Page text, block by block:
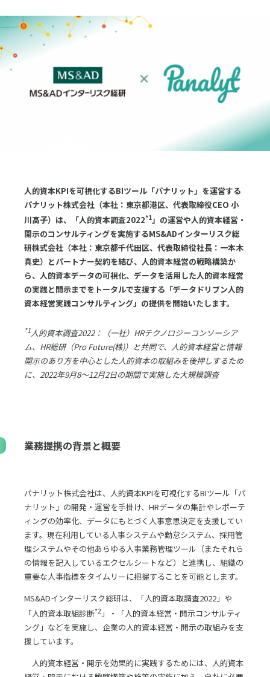
お問合せ
English
ログイン
人的資本KPIを可視化するBIツール「パナリット」を運営する
パナリット株式会社（本社：東京都港区、代表取締役CEO 小
川高子）は、「人的資本調査2022*1」の運営や人的資本経営・
開示のコンサルティングを実施するMS&ADインターリスク総
研株式会社（本社：東京都千代田区、代表取締役社長：一本木
真史）とパートナー契約を結び、人的資本経営の戦略構築か
ら、人的資本データの可視化、データを活用した人的資本経営
の実践と開示までをトータルで支援する「データドリブン人的
資本経営実践コンサルティング」の提供を開始いたします。
*1人的資本調査2022：（一社）HRテクノロジーコンソーシア
ム、HR総研（Pro Future(株)）と共同で、人的資本経営と情報
開示のあり方を中心とした人的資本の取組みを後押しするため
に、2022年9月8～12月2日の期間で実施した大規模調査
業務提携の背景と概要
パナリット株式会社は、人的資本KPIを可視化するBIツール「パ
ナリット」の開発・運営を手掛け、HRデータの集計やレポーテ
ィングの効率化、データにもとづく人事意思決定を支援してい
ます。現在利用している人事システムや勤怠システム、採用管
理システムやその他あらゆる人事業務管理ツール（またそれら
の情報を記入しているエクセルシートなど）と連携し、組織の
重要な人事指標をタイムリーに把握することを可能とします。
MS&ADインターリスク総研は、「人的資本取調査2022」や
「人的資本取組診断*2 」・「人的資本経営・開示コンサルティ
ング」などを実施し、企業の人的資本経営・開示の取組みを支
援しています。
人的資本経営・開示を効果的に実践するためには、人的資本